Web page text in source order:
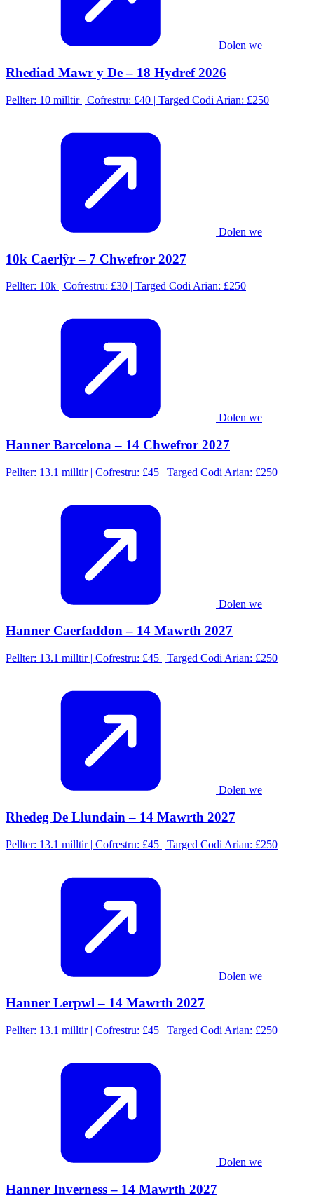
Dolen we
Rhediad Mawr y De – 18 Hydref 2026
Pellter: 10 milltir | Cofrestru: £40 | Targed Codi Arian: £250
Dolen we
10k Caerlŷr – 7 Chwefror 2027
Pellter: 10k | Cofrestru: £30 | Targed Codi Arian: £250
Dolen we
Hanner Barcelona – 14 Chwefror 2027
Pellter: 13.1 milltir | Cofrestru: £45 | Targed Codi Arian: £250
Dolen we
Hanner Caerfaddon – 14 Mawrth 2027
Pellter: 13.1 milltir | Cofrestru: £45 | Targed Codi Arian: £250
Dolen we
Rhedeg De Llundain – 14 Mawrth 2027
Pellter: 13.1 milltir | Cofrestru: £45 | Targed Codi Arian: £250
Dolen we
Hanner Lerpwl – 14 Mawrth 2027
Pellter: 13.1 milltir | Cofrestru: £45 | Targed Codi Arian: £250
Dolen we
Hanner Inverness – 14 Mawrth 2027